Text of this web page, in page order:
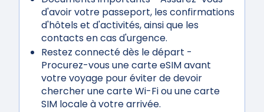
d'avoir votre passeport, les confirmations
d'hôtels et d'activités, ainsi que les
contacts en cas d'urgence.
Restez connecté dès le départ -
Procurez-vous une carte eSIM avant
votre voyage pour éviter de devoir
chercher une carte Wi-Fi ou une carte
SIM locale à votre arrivée.